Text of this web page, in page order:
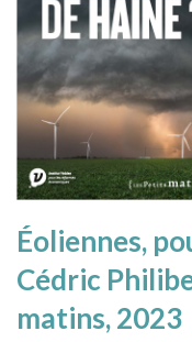
Éoliennes,
Cédric
matins, 2023